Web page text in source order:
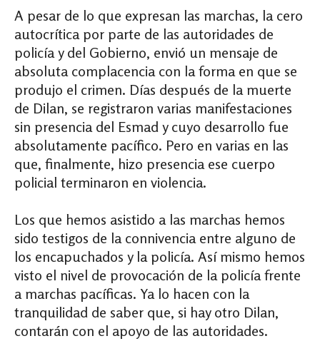
A pesar de lo que expresan las marchas, la cero
autocrítica por parte de las autoridades de
policía y del Gobierno, envió un mensaje de
absoluta complacencia con la forma en que se
produjo el crimen. Días después de la muerte
de Dilan, se registraron varias manifestaciones
sin presencia del Esmad y cuyo desarrollo fue
absolutamente pacífico. Pero en varias en las
que, finalmente, hizo presencia ese cuerpo
policial terminaron en violencia.
Los que hemos asistido a las marchas hemos
sido testigos de la connivencia entre alguno de
los encapuchados y la policía. Así mismo hemos
visto el nivel de provocación de la policía frente
a marchas pacíficas. Ya lo hacen con la
tranquilidad de saber que, si hay otro Dilan,
contarán con el apoyo de las autoridades.